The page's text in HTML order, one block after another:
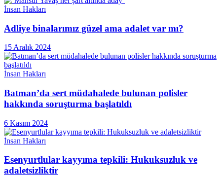
İnsan Hakları
Adliye binalarımız güzel ama adalet var mı?
15 Aralık 2024
İnsan Hakları
Batman’da sert müdahalede bulunan polisler
hakkında soruşturma başlatıldı
6 Kasım 2024
İnsan Hakları
Esenyurtlular kayyıma tepkili: Hukuksuzluk ve
adaletsizliktir